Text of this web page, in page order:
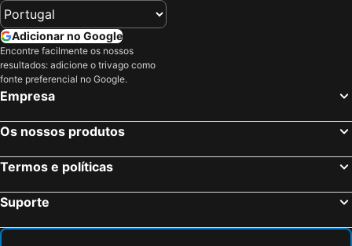
Adicionar no Google
Encontre facilmente os nossos
resultados: adicione o trivago como
fonte preferencial no Google.
Empresa
Os nossos produtos
Termos e políticas
Suporte